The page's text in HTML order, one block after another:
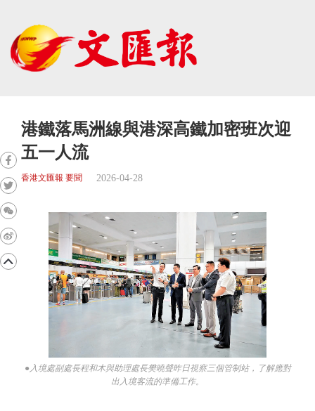
港鐵落馬洲線與港深高鐵加密班次迎
五一人流
香港文匯報 要聞 2026-04-28
●入境處副處長程和木與助理處長樊曉聲昨日視察三個管制站，了解應對
出入境客流的準備工作。